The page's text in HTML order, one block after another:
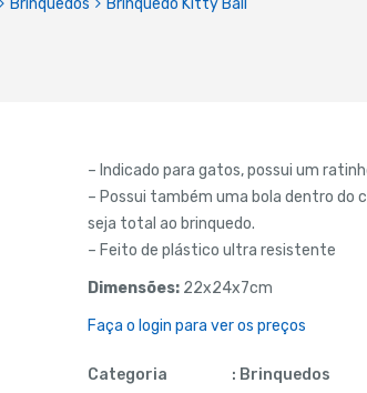
Brinquedos Brinquedo Kitty Ball
– Indicado para gatos, possui um
– Possui também uma bola dentro do
seja total ao brinquedo.
– Feito de plástico ultra resistente
Dimensões: 22x24x7cm
Faça o login para ver os preços
Categoria : Brinquedos